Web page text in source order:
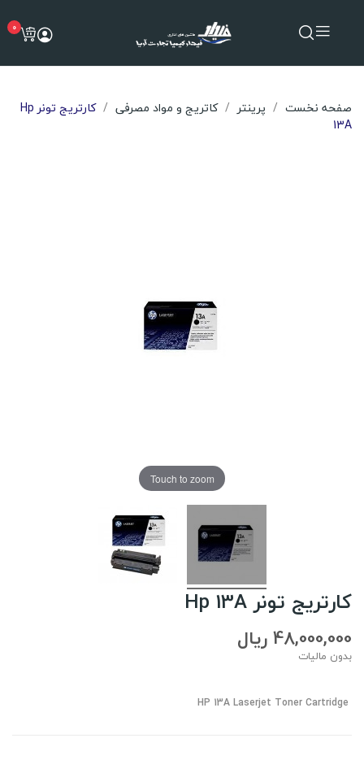
0
صفحه نخست پرینتر کاتریج و مواد مصرفی
کارتریج تونر Hp
13A
Touch to zoom
کارتریج تونر Hp 13A
48,000,000 ریال
بدون مالیات